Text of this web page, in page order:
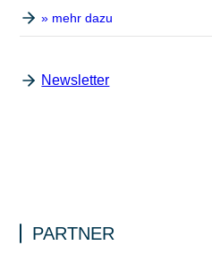
» mehr dazu
Newsletter
PARTNER